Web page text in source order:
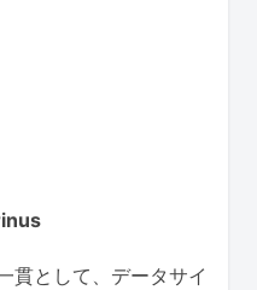
貫として、データサイ